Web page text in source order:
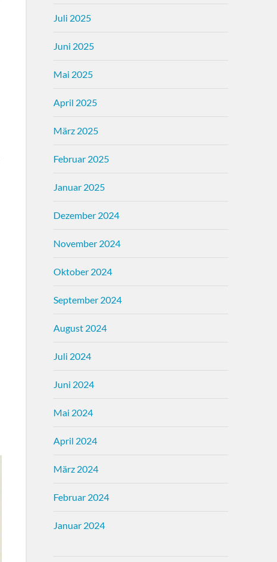
Juli 2025
Juni 2025
Mai 2025
April 2025
März 2025
Februar 2025
Januar 2025
Dezember 2024
November 2024
Oktober 2024
September 2024
August 2024
Juli 2024
Juni 2024
Mai 2024
April 2024
März 2024
Februar 2024
Januar 2024